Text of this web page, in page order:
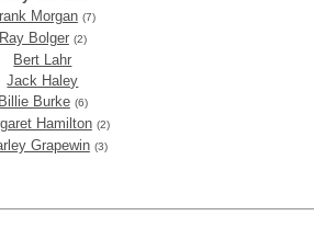
Morgan (7)
Ray Bolger (2)
Bert Lahr
Jack Haley
Billie Burke (6)
Hamilton (2)
Grapewin (3)